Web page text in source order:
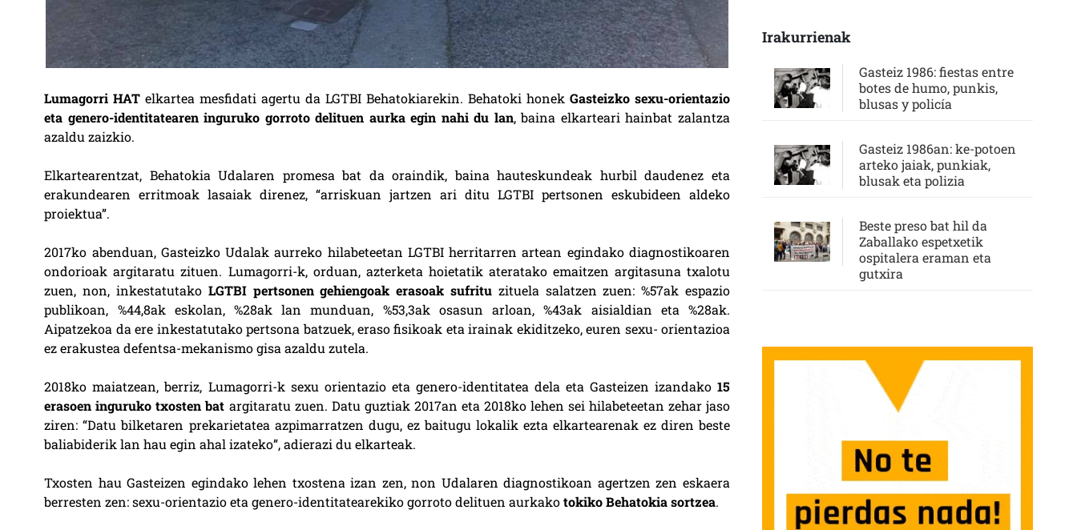
Lumagorri HAT elkartea mesfidati agertu da LGTBI Behatokiarekin. Behatoki honek Gasteizko sexu-orientazio
eta genero-identitatearen inguruko gorroto delituen aurka egin nahi du lan, baina elkarteari hainbat zalantza
azaldu zaizkio.
Elkartearentzat, Behatokia Udalaren promesa bat da oraindik, baina hauteskundeak hurbil daudenez eta
erakundearen erritmoak lasaiak direnez, “arriskuan jartzen ari ditu LGTBI pertsonen eskubideen aldeko
proiektua”.
2017ko abenduan, Gasteizko Udalak aurreko hilabeteetan LGTBI herritarren artean egindako diagnostikoaren
ondorioak argitaratu zituen. Lumagorri-k, orduan, azterketa hoietatik ateratako emaitzen argitasuna txalotu
zuen, non, inkestatutakoLGTBI pertsonen gehiengoak erasoak sufrituzituela salatzen zuen: %57ak espazio
publikoan, %44,8ak eskolan, %28ak lan munduan, %53,3ak osasun arloan, %43ak aisialdian eta %28ak.
Aipatzekoa da ere inkestatutako pertsona batzuek, eraso fisikoak eta irainak ekiditzeko, euren sexu- orientazioa
ez erakustea defentsa-mekanismo gisa azaldu zutela.
2018ko maiatzean, berriz, Lumagorri-k sexu orientazio eta genero-identitatea dela eta Gasteizen izandako 15
erasoen inguruko txosten bat argitaratu zuen. Datu guztiak 2017an eta 2018ko lehen sei hilabeteetan zehar jaso
ziren: “Datu bilketaren prekarietatea azpimarratzen dugu, ez baitugu lokalik ezta elkartearenak ez diren beste
baliabiderik lan hau egin ahal izateko”, adierazi du elkarteak.
Txosten hau Gasteizen egindako lehen txostena izan zen, non Udalaren diagnostikoan agertzen zen eskaera
berresten zen: sexu-orientazio eta genero-identitatearekiko gorroto delituen aurkakotokiko Behatokia sortzea.
Irakurrienak
Gasteiz 1986: fiestas entre
botes de humo, punkis,
blusas y policía
Gasteiz 1986an: ke-potoen
arteko jaiak, punkiak,
blusak eta polizia
Beste preso bat hil da
Zaballako espetxetik
ospitalera eraman eta
gutxira